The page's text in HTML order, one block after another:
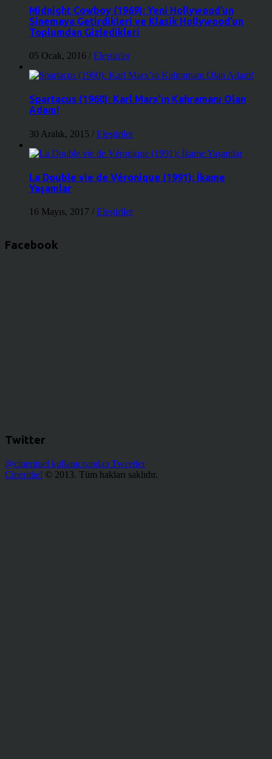
Midnight Cowboy (1969): Yeni Hollywood’un
Sinemaya Getirdikleri ve Klasik Hollywood’un
Toplumdan Gizledikleri
05 Ocak, 2016 / Eleştiriler
Spartacus (1960): Karl Marx’ın Kahramanı Olan
Adam!
30 Aralık, 2015 / Eleştiriler
La Double vie de Véronique (1991): İkame
Yaşamlar
16 Mayıs, 2017 / Eleştiriler
Facebook
Twitter
@cinerituel kullanıcısından Tweetler
Cineritüel © 2013. Tüm hakları saklıdır.